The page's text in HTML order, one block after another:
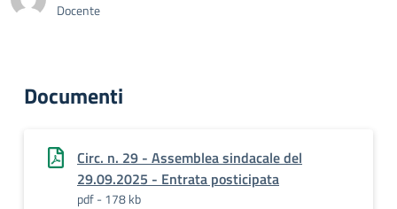
Docente
Documenti
Circ. n. 29 - Assemblea sindacale del
29.09.2025 - Entrata posticipata
pdf - 178 kb